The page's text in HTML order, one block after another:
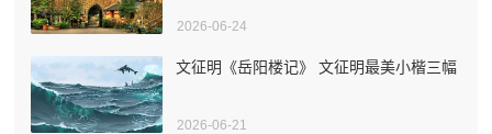
2026-06-24
文征明《岳阳楼记》 文征明最美小楷三幅
2026-06-21